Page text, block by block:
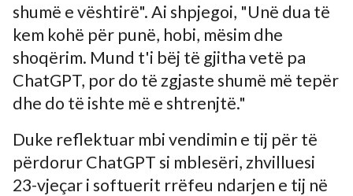
shumë e vështirë". Ai shpjegoi, "Unë dua të
kem kohë për punë, hobi, mësim dhe
shoqërim. Mund t'i bëj të gjitha vetë pa
ChatGPT, por do të zgjaste shumë më tepër
dhe do të ishte më e shtrenjtë."
Duke reflektuar mbi vendimin e tij për të
përdorur ChatGPT si mblesëri, zhvilluesi
23-vjeçar i softuerit rrëfeu ndarjen e tij në